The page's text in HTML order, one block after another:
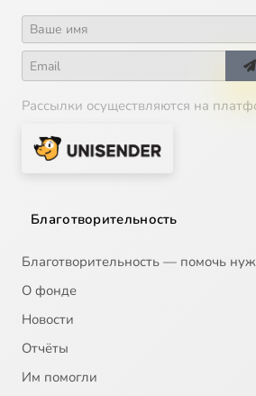
15 Икона Божией Матери
17
18 Иларион Великий,
21
22
Рассылки осуществляются на
Благотворительность
Благотворительность — помочь
О фонде
Новости
Отчёты
Им помогли